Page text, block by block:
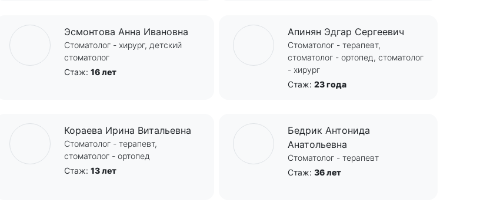
Эсмонтова Анна Ивановна
Стоматолог - хирург, детский
стоматолог
Стаж: 16 лет
Апинян Эдгар Сергеевич
Стоматолог - терапевт,
стоматолог - ортопед, стоматолог
- хирург
Стаж: 23 года
Кораева Ирина Витальевна
Стоматолог - терапевт,
стоматолог - ортопед
Стаж: 13 лет
Бедрик Антонида
Анатольевна
Стоматолог - терапевт
Стаж: 36 лет